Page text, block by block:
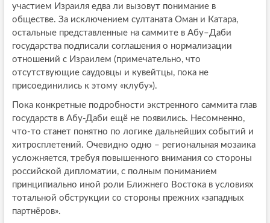
участием Израиля едва ли вызовут понимание в
обществе. За исключением султаната Оман и Катара,
остальные представленные на саммите в Абу–Даби
государства подписали соглашения о нормализации
отношений с Израилем (примечательно, что
отсутствующие саудовцы и кувейтцы, пока не
присоединились к этому «клубу»).
Пока конкретные подробности экстренного саммита глав
государств в Абу-Даби ещё не появились. Несомненно,
что-то станет понятно по логике дальнейших событий и
хитросплетений. Очевидно одно – региональная мозаика
усложняется, требуя повышенного внимания со стороны
российской дипломатии, с полным пониманием
принципиально иной роли Ближнего Востока в условиях
тотальной обструкции со стороны прежних «западных
партнёров».